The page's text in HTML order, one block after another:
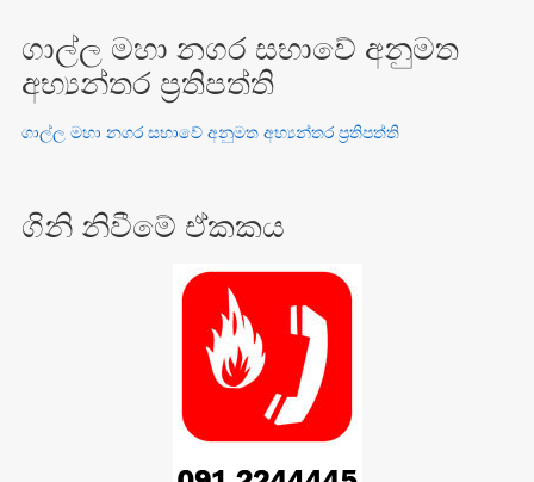
ගාල්ල මහා නගර සභාවේ අනුමත
අභ්‍යන්තර ප්‍රතිපත්ති
ගාල්ල මහා නගර සභාවේ අනුමත අභ්‍යන්තර ප්‍රතිපත්ති
ගිනි නිවීමේ ඒකකය